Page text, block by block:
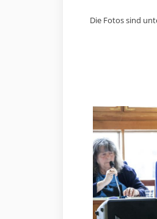
Die Fotos sind